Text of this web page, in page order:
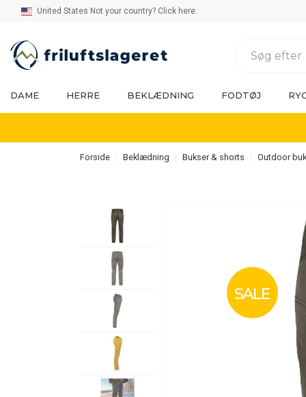
United States Not your country? Click here.
DAME HERRE BEKLÆDNING FODTØJ
Forside Beklædning Bukser & shorts Outdoor
SALE